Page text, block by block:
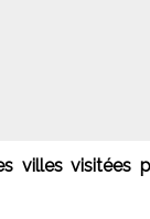
villes visitées